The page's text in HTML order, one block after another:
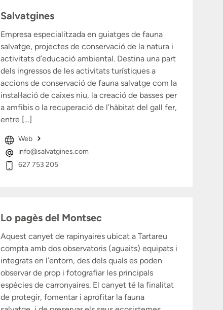
Salvatgines
Empresa especialitzada en guiatges de fauna
salvatge, projectes de conservació de la natura i
activitats d’educació ambiental. Destina una part
dels ingressos de les activitats turístiques a
accions de conservació de fauna salvatge com la
instal·lació de caixes niu, la creació de basses per
a amfibis o la recuperació de l’hàbitat del gall fer,
entre […]
Web
info@salvatgines.com
627 753 205
Lo pagès del Montsec
Aquest canyet de rapinyaires ubicat a Tartareu
compta amb dos observatoris (aguaits) equipats i
integrats en l’entorn, des dels quals es poden
observar de prop i fotografiar les principals
espècies de carronyaires. El canyet té la finalitat
de protegir, fomentar i aprofitar la fauna